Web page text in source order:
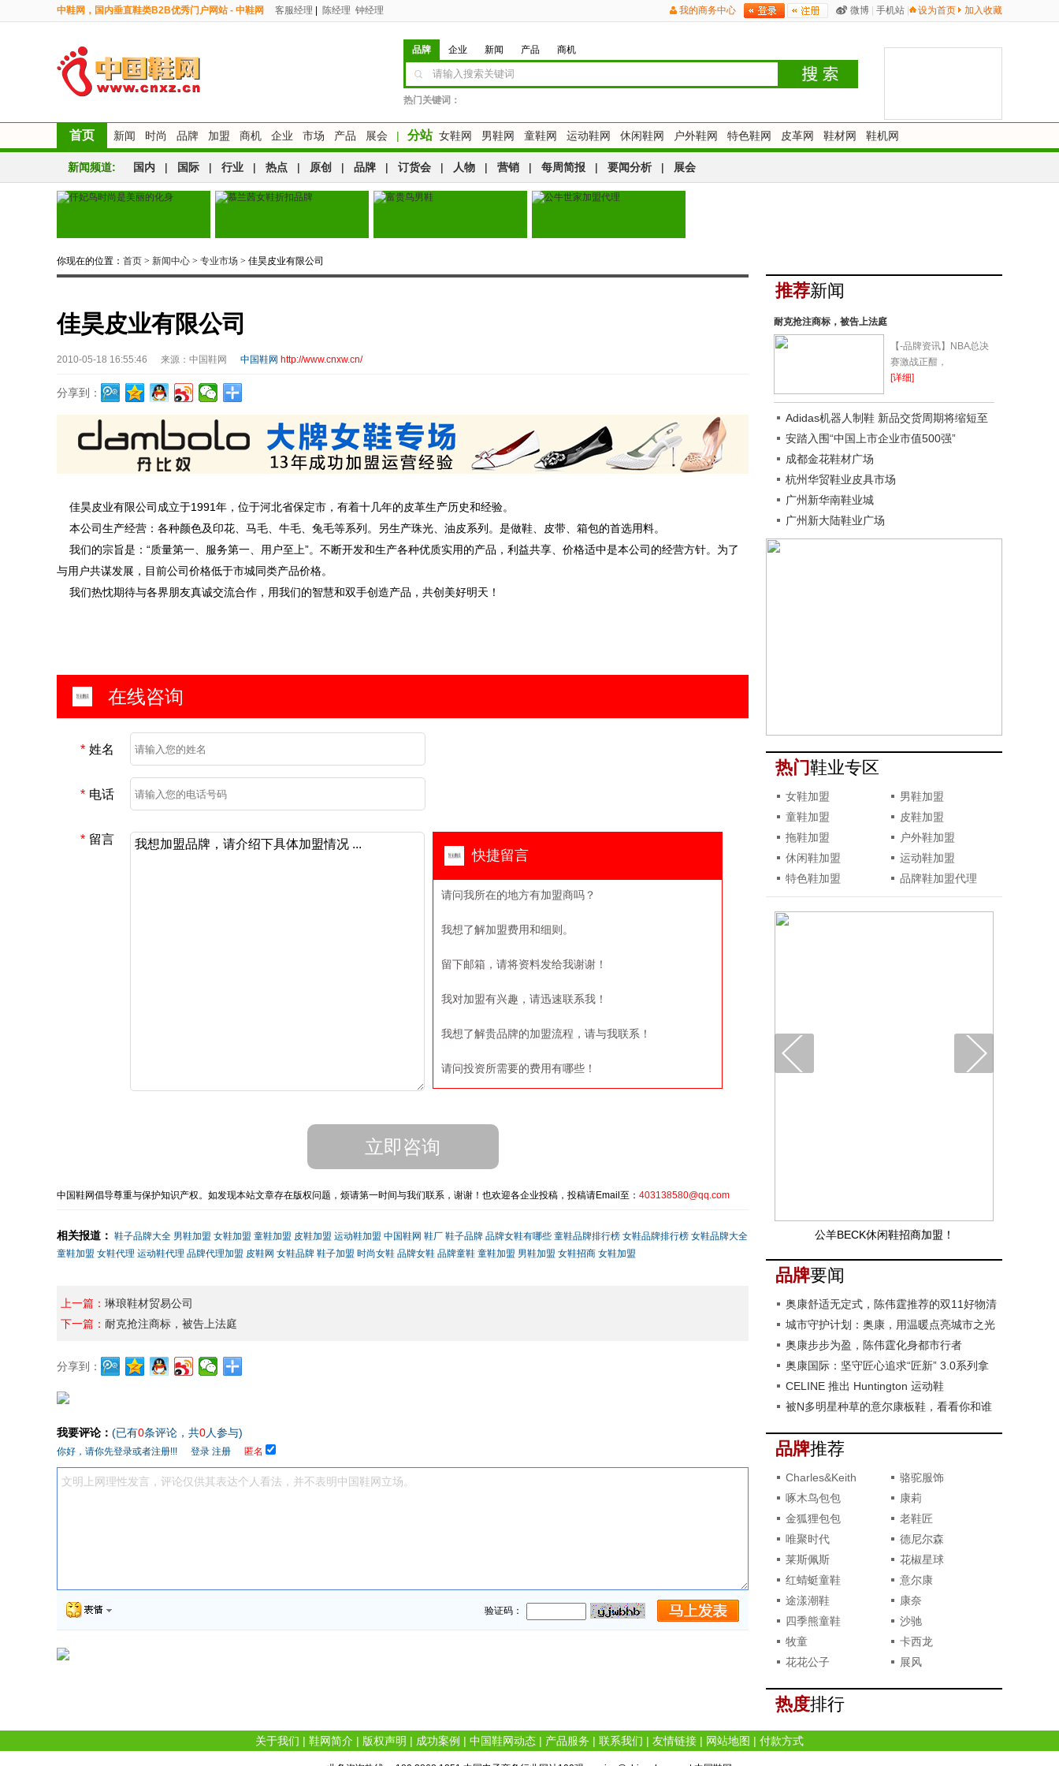
设为首页 加入收藏
手机站
微博
我的商务中心
中鞋网，国内垂直鞋类B2B优秀门户网站 - 中鞋网 客服经理 陈经理 钟经理
品牌 企业 新闻 产品 商机
热门关键词：
首页 新闻 时尚 品牌 加盟 商机 企业 市场 产品 展会 | 分站 女鞋网 男鞋网 童鞋网 运动鞋网 休闲鞋网 户外鞋网 特色鞋网 皮革网 鞋材网 鞋机网
新闻频道: 国内 | 国际 | 行业 | 热点 | 原创 | 品牌 | 订货会 | 人物 | 营销 | 每周简报 | 要闻分析 | 展会
你现在的位置： 首页 > 新闻中心 > 专业市场 > 佳昊皮业有限公司
佳昊皮业有限公司
2010-05-18 16:55:46 来源：中国鞋网 中国鞋网 http://www.cnxw.cn/
分享到：
佳昊皮业有限公司成立于1991年，位于河北省保定市，有着十几年的皮革生产历史和经验。
本公司生产经营：各种颜色及印花、马毛、牛毛、兔毛等系列。另生产珠光、油皮系列。是做鞋、皮带、箱包的首选用料。
我们的宗旨是：“质量第一、服务第一、用户至上”。不断开发和生产各种优质实用的产品，利益共享、价格适中是本公司的经营方针。为了
与用户共谋发展，目前公司价格低于市城同类产品价格。
我们热忱期待与各界朋友真诚交流合作，用我们的智慧和双手创造产品，共创美好明天！
在线咨询
* 姓名
* 电话
* 留言
快捷留言
请问我所在的地方有加盟商吗？
我想了解加盟费用和细则。
留下邮箱，请将资料发给我谢谢！
我对加盟有兴趣，请迅速联系我！
我想了解贵品牌的加盟流程，请与我联系！
请问投资所需要的费用有哪些！
中国鞋网倡导尊重与保护知识产权。如发现本站文章存在版权问题，烦请第一时间与我们联系，谢谢！也欢迎各企业投稿，投稿请Email至： 403138580@qq.com
相关报道： 鞋子品牌大全 男鞋加盟 女鞋加盟 童鞋加盟 皮鞋加盟 运动鞋加盟 中国鞋网 鞋厂 鞋子品牌 品牌女鞋有哪些 童鞋品牌排行榜 女鞋品牌排行榜 女鞋品牌大全
童鞋加盟 女鞋代理 运动鞋代理 品牌代理加盟 皮鞋网 女鞋品牌 鞋子加盟 时尚女鞋 品牌女鞋 品牌童鞋 童鞋加盟 男鞋加盟 女鞋招商 女鞋加盟
上一篇： 琳琅鞋材贸易公司
下一篇： 耐克抢注商标，被告上法庭
分享到：
我要评论： (已有0条评论，共0人参与)
你好，请你先登录或者注册!!! 登录 注册 匿名
验证码：
推荐新闻
耐克抢注商标，被告上法庭
【-品牌资讯】NBA总决
赛激战正酣，
KawhiLeonard在场下还
美国南加州地方法院起
诉，...
[详细]
Adidas机器人制鞋 新品交货周期将缩短至
几小时
安踏入围“中国上市企业市值500强”
成都金花鞋材广场
杭州华贸鞋业皮具市场
广州新华南鞋业城
广州新大陆鞋业广场
热门鞋业专区
女鞋加盟
男鞋加盟
童鞋加盟
皮鞋加盟
拖鞋加盟
户外鞋加盟
休闲鞋加盟
运动鞋加盟
特色鞋加盟
品牌鞋加盟代理
公羊BECK休闲鞋招商加盟！
品牌要闻
奥康舒适无定式，陈伟霆推荐的双11好物清
单来了
城市守护计划：奥康，用温暖点亮城市之光
奥康步步为盈，陈伟霆化身都市行者
奥康国际：坚守匠心追求“匠新” 3.0系列拿
捏多种穿着场景
CELINE 推出 Huntington 运动鞋
被N多明星种草的意尔康板鞋，看看你和谁
品牌推荐
Charles&Keith
骆驼服饰
啄木鸟包包
康莉
金狐狸包包
老鞋匠
唯聚时代
德尼尔森
莱斯佩斯
花椒星球
红蜻蜓童鞋
意尔康
途漾潮鞋
康奈
四季熊童鞋
沙驰
牧童
卡西龙
花花公子
展风
热度排行
关于我们 | 鞋网简介 | 版权声明 | 成功案例 | 中国鞋网动态 | 产品服务 | 联系我们 | 友情链接 | 网站地图 | 付款方式